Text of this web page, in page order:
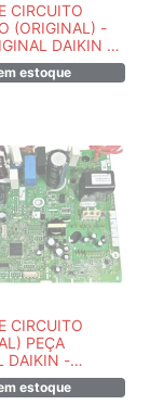
CIRCUITO
(ORIGINAL) -
DAIKIN -
estoque
CIRCUITO
PEÇA
DAIKIN -
estoque